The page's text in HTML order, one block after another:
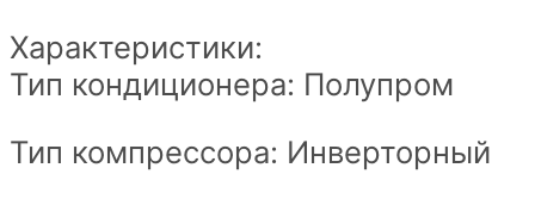
Характеристики:
Тип кондиционера: Полупром
Тип компрессора: Инверторный